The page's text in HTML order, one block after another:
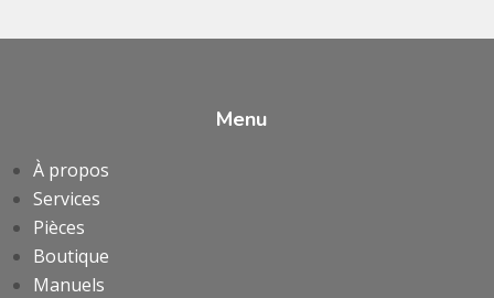
Menu
À propos
Services
Pièces
Boutique
Manuels